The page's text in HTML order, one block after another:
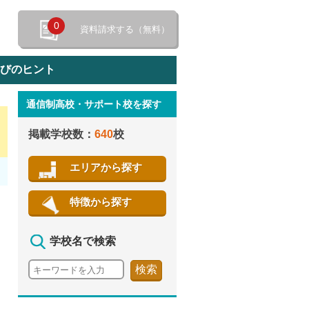
0 資料請求する（無料）
のヒント
通信制高校・サポート校を探す
掲載学校数： 640校
エリアから探す
特徴から探す
学校名で検索